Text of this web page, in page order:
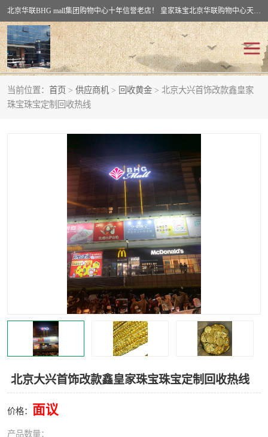
北京华联BHG mall集团购物中心十年信誉老店！ 皇家珠宝北京华联购物中心天时名苑店竭诚欢迎您。 北京市通州区（八通线）通州北苑地铁华联购物中心一层皇家珠宝 北京皇家珠宝通州黄金回收黄金首饰加工店（八通线: 通州北苑地铁华联店）：通州区通州北苑地铁华联购物中心一层皇家珠宝。
当前位置： 首页 > 供应商机 > 回收黄金 > 北京大兴首饰改款鑫皇家
珠宝珠宝定制回收热线
北京大兴首饰改款鑫皇家珠宝珠宝定制回收热线
价格： 面议
产品数量：
回收黄金
回收钻石
回收翡翠玉石